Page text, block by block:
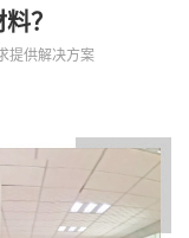
？
提供解决方案